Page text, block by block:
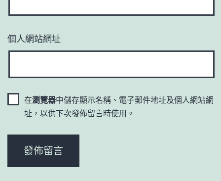
個人網站網址
在瀏覽器中儲存顯示名稱、電子郵件地址及個人網站網
址，以供下次發佈留言時使用。